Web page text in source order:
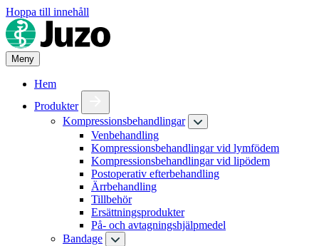
Hoppa till innehåll
Meny
Hem
Produkter
Kompressionsbehandlingar
Venbehandling
Kompressionsbehandlingar vid lymfödem
Kompressionsbehandlingar vid lipödem
Postoperativ efterbehandling
Ärrbehandling
Tillbehör
Ersättningsprodukter
På- och avtagningshjälpmedel
Bandage